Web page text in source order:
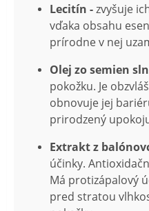
Lecitín -zvyšuje
vďaka obsahu
prírodne v nej
Olej zo semien
pokožku. Je
obnovuje jej
prirodzený
Extrakt z
účinky.
Má protizápalový
pred stratou